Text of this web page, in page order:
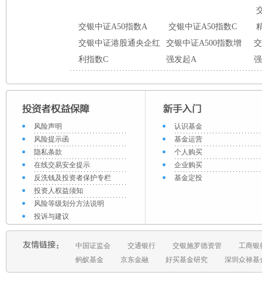
交银中证A50指数A 交银中证A50指数C
交银中证港股通央企红
利指数C
交银中证A500指数增
强发起A
风险声明
风险提示函
隐私条款
在线交易安全提示
反洗钱及投资者保护专栏
投资人权益须知
风险等级划分方法说明
投诉与建议
认识基金
基金运营
个人购买
企业购买
基金定投
中国证监会 交通银行 交银施罗德资管
工商银
蚂蚁基金
京东金融 好买基金研究 深圳众禄基